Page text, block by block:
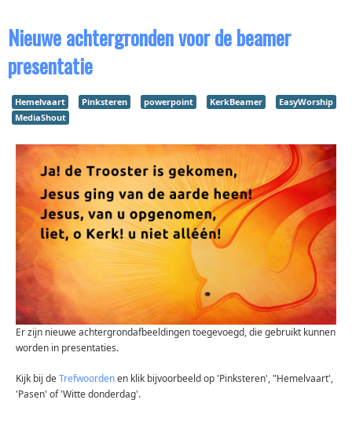
Nieuwe achtergronden voor de beamer
presentatie
Hemelvaart Pinksteren powerpoint KerkBeamer
EasyWorship
MediaShout
Er zijn nieuwe achtergrondafbeeldingen toegevoegd, die gebruikt kunnen
worden in presentaties.
Kijk bij deTrefwoordenen klik bijvoorbeeld op 'Pinksteren', "Hemelvaart',
'Pasen' of 'Witte donderdag'.